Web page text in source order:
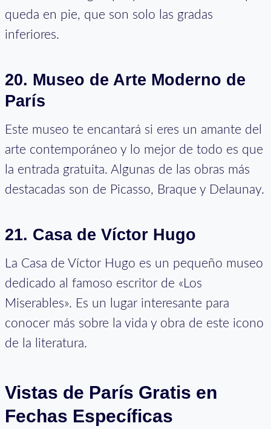
queda en pie, que son solo las gradas
inferiores.
20. Museo de Arte Moderno de
París
Este museo te encantará si eres un amante del
arte contemporáneo y lo mejor de todo es que
la entrada gratuita. Algunas de las obras más
destacadas son de Picasso, Braque y Delaunay.
21. Casa de Víctor Hugo
La Casa de Víctor Hugo es un pequeño museo
dedicado al famoso escritor de «Los
Miserables». Es un lugar interesante para
conocer más sobre la vida y obra de este icono
de la literatura.
Vistas de París Gratis en
Fechas Específicas